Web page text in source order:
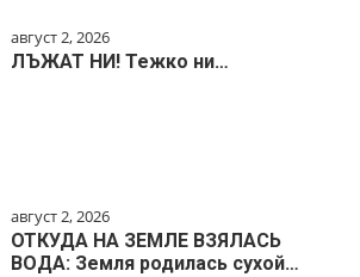
август 2, 2026
ЛЪЖАТ НИ! Тежко ни…
август 2, 2026
ОТКУДА НА ЗЕМЛЕ ВЗЯЛАСЬ
ВОДА: Земля родилась сухой…